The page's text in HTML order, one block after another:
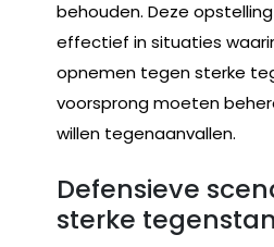
behouden. Deze
effectief in situaties
opnemen tegen sterke
voorsprong moeten
willen tegenaanvallen.
Defensieve
sterke